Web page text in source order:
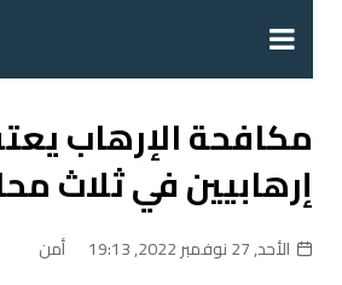
إرهابيين في ثلاث
الأحد, 27 نوفمبر 2022, 19:13 أمن